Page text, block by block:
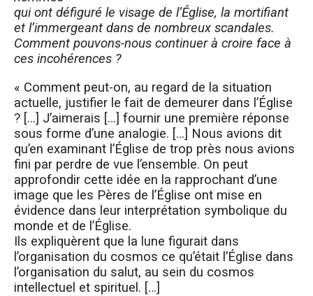
qui ont défiguré le visage de l’Église, la mortifiant
et l’immergeant dans de nombreux scandales.
Comment pouvons-nous continuer à croire face à
ces incohérences ?
« Comment peut-on, au regard de la situation
actuelle, justifier le fait de demeurer dans l’Église
? […] J’aimerais […] fournir une première réponse
sous forme d’une analogie. […] Nous avions dit
qu’en examinant l’Église de trop près nous avions
fini par perdre de vue l’ensemble. On peut
approfondir cette idée en la rapprochant d’une
image que les Pères de l’Église ont mise en
évidence dans leur interprétation symbolique du
monde et de l’Église.
Ils expliquèrent que la lune figurait dans
l’organisation du cosmos ce qu’était l’Église dans
l’organisation du salut, au sein du cosmos
intellectuel et spirituel. […]